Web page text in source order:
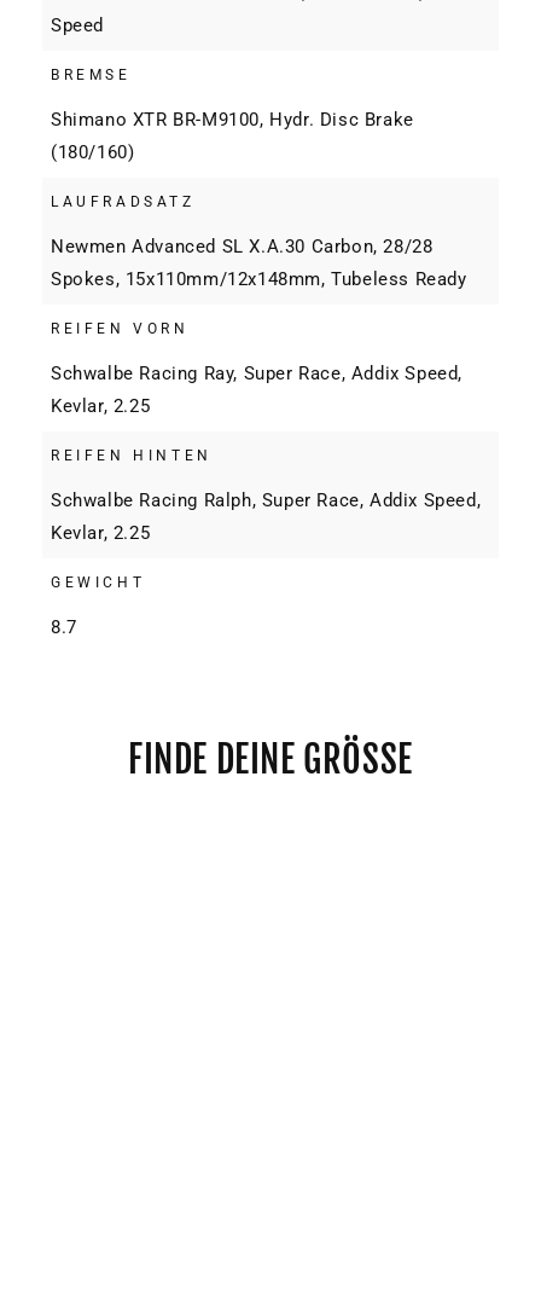
Speed
BREMSE
Shimano XTR BR-M9100, Hydr. Disc Brake
(180/160)
LAUFRADSATZ
Newmen Advanced SL X.A.30 Carbon, 28/28
Spokes, 15x110mm/12x148mm, Tubeless Ready
REIFEN VORN
Schwalbe Racing Ray, Super Race, Addix Speed,
Kevlar, 2.25
REIFEN HINTEN
Schwalbe Racing Ralph, Super Race, Addix Speed,
Kevlar, 2.25
GEWICHT
8.7
FINDE DEINE GRÖSSE